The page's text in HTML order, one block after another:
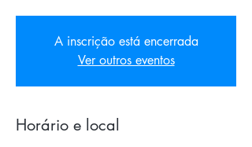
A inscrição está encerrada
Ver outros eventos
Horário e local